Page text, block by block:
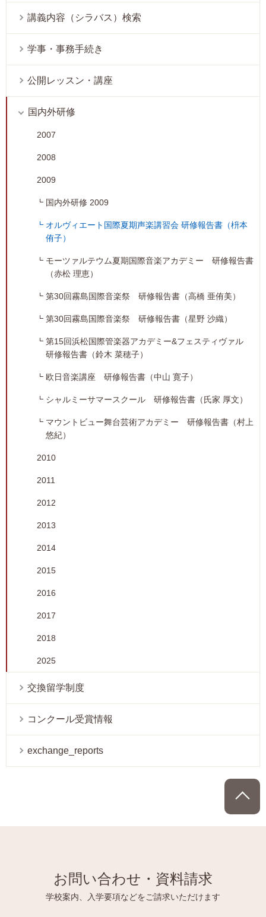
講義内容（シラバス）検索
学事・事務手続き
公開レッスン・講座
国内外研修
2007
2008
2009
国内外研修 2009
オルヴィエート国際夏期声楽講習会 研修報告書（枡本
侑子）
モーツァルテウム夏期国際音楽アカデミー 研修報告書
（赤松 理恵）
第30回霧島国際音楽祭 研修報告書（高橋 亜侑美）
第30回霧島国際音楽祭 研修報告書（星野 沙織）
第15回浜松国際管楽器アカデミー&フェスティヴァル
研修報告書（鈴木 菜穂子）
欧日音楽講座 研修報告書（中山 寛子）
シャルミーサマースクール 研修報告書（氏家 厚文）
マウントビュー舞台芸術アカデミー 研修報告書（村上
悠紀）
2010
2011
2012
2013
2014
2015
2016
2017
2018
2025
交換留学制度
コンクール受賞情報
exchange_reports
お問い合わせ・資料請求
学校案内、入学要項などをご請求いただけます